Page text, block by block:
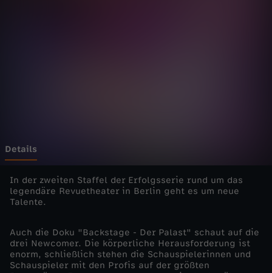
r
P
a
l
Details
In der zweiten Staffel der Erfolgsserie rund um das
legendäre Revuetheater in Berlin geht es um neue
Talente.
Auch die Doku "Backstage - Der Palast" schaut auf die
drei Newcomer. Die körperliche Herausforderung ist
enorm, schließlich stehen die Schauspielerinnen und
Schauspieler mit den Profis auf der größten